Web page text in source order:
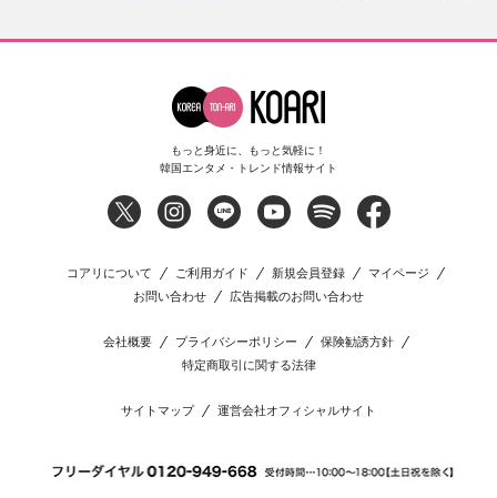
もっと身近に、もっと気軽に！
韓国エンタメ・トレンド情報サイト
コアリについて ご利用ガイド 新規会員登録
マイページ
お問い合わせ
広告掲載のお問い合わせ
会社概要 プライバシーポリシー
保険勧誘方針
特定商取引に関する法律
サイトマップ 運営会社オフィシャルサイト